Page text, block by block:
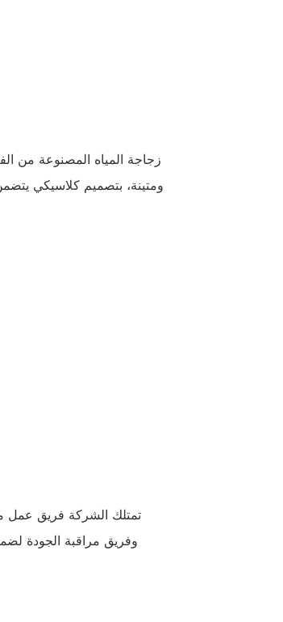
زجاجة المياه المصنوعة من
ومتينة، بتصميم كلاسيكي
وفريق مراقبة الجودة